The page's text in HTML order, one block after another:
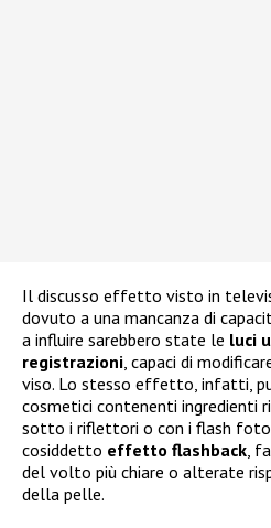
Il discusso effetto visto in
dovuto a una mancanza di
a influire sarebbero state le luci
registrazioni, capaci di
viso. Lo stesso effetto, infatti,
cosmetici contenenti ingredienti
sotto i riflettori o con i flash
cosiddetto effetto flashback,
del volto più chiare o alterate
della pelle.